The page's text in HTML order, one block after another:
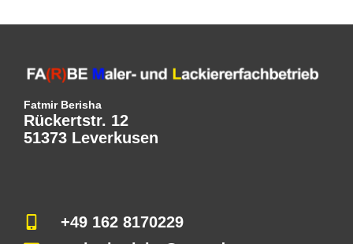
Fatmir Berisha
Rückertstr. 12
51373 Leverkusen
+49 162 8170229